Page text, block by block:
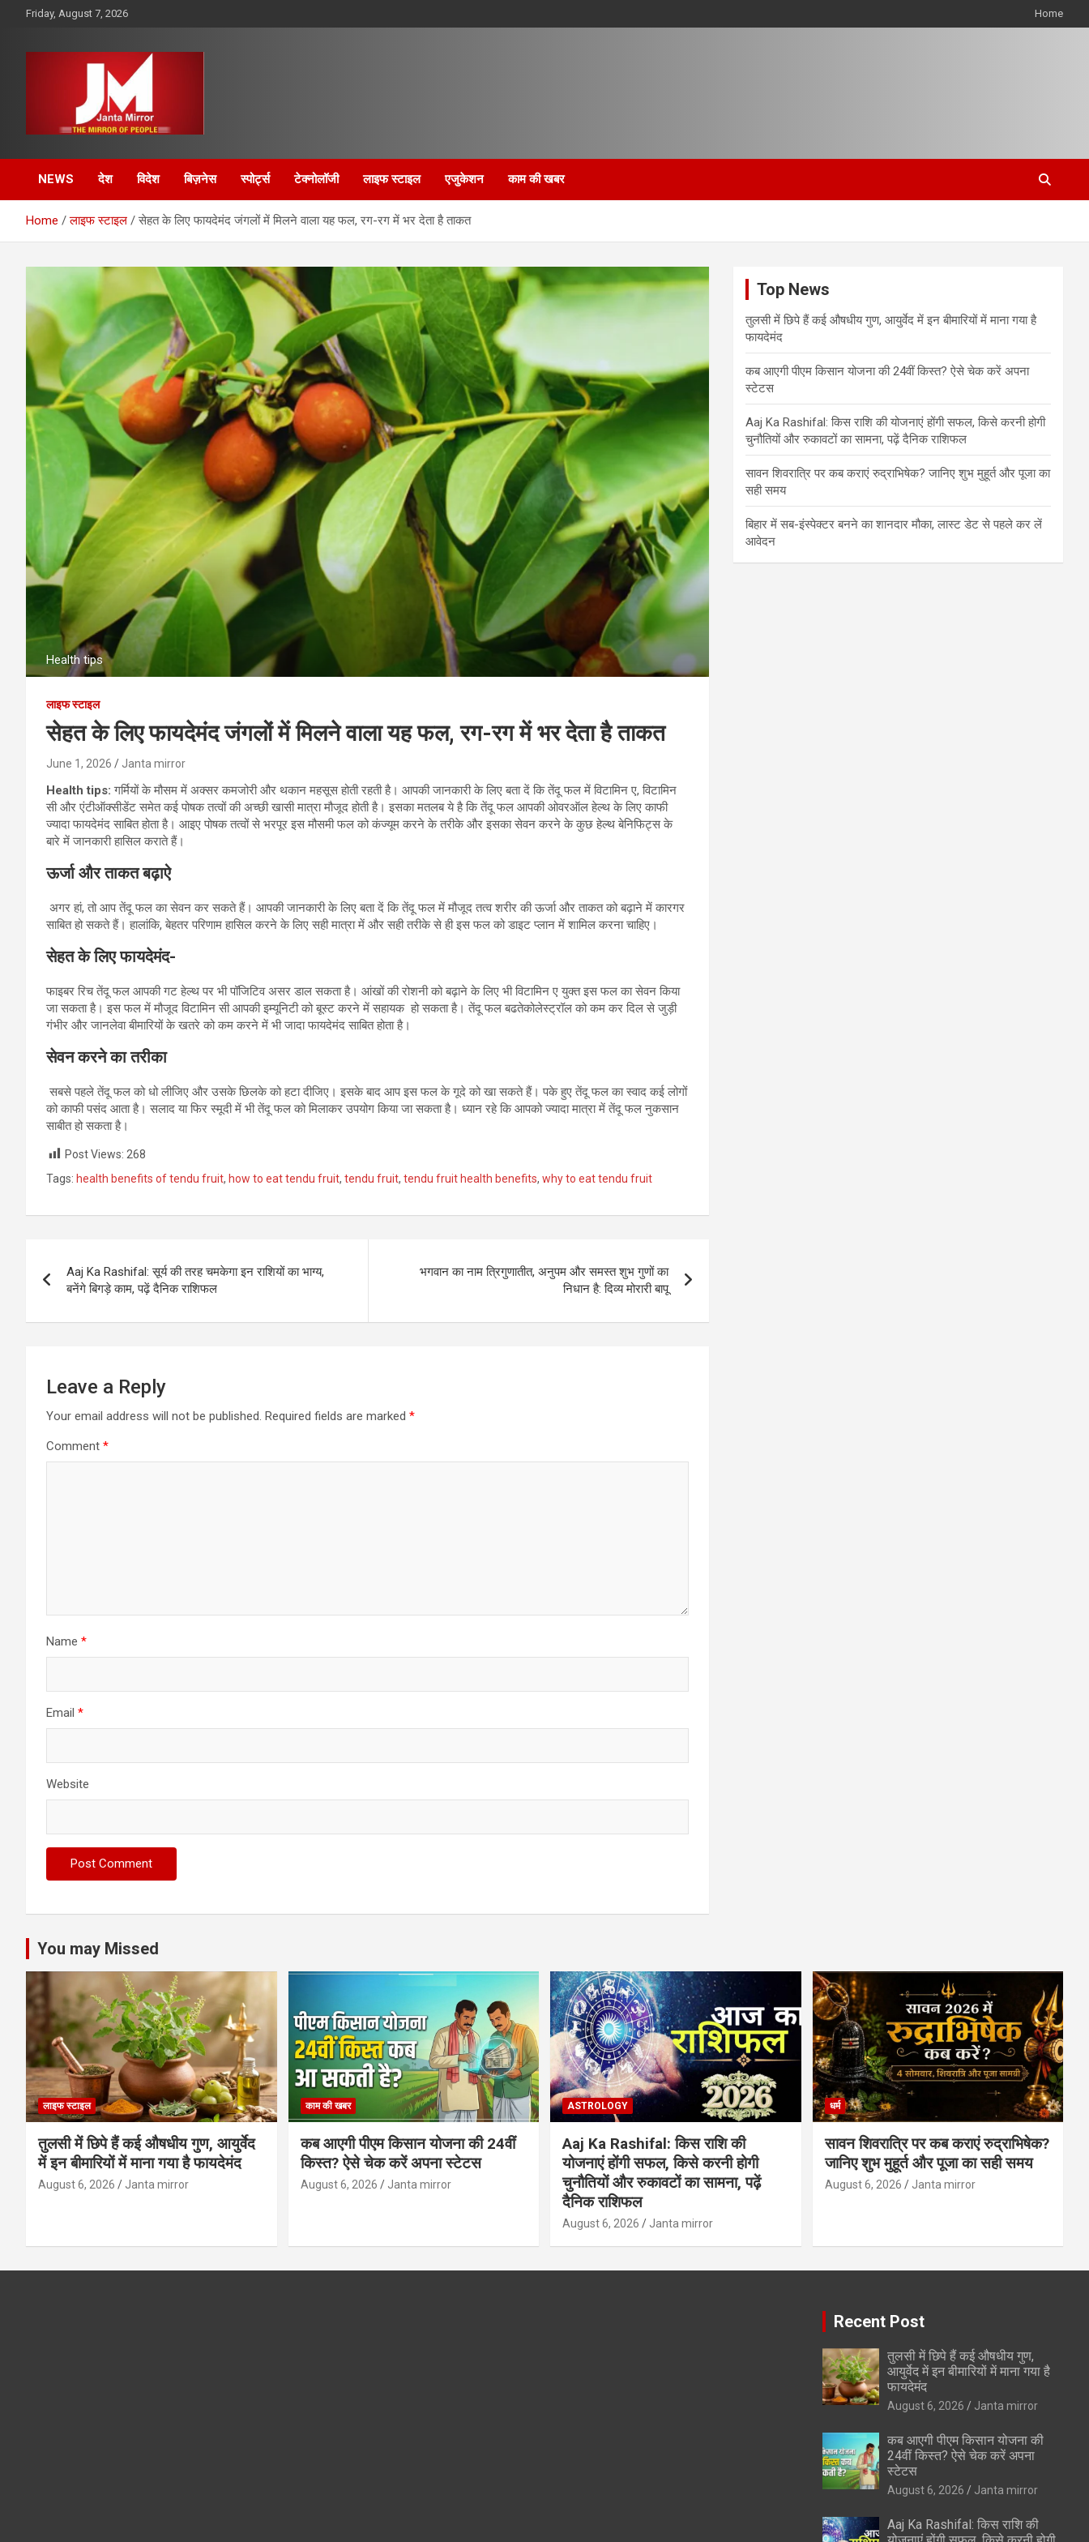
Friday, August 7, 2026 Home
Janta Mirror
NEWS देश विदेश बिज़नेस स्पोर्ट्स टेक्नोलॉजी लाइफ स्टाइल एजुकेशन काम की खबर
Home लाइफ स्टाइल सेहत के लिए फायदेमंद जंगलों में मिलने वाला यह फल, रग-रग में भर देता है ताकत
Health tips
लाइफ स्टाइल
सेहत के लिए फायदेमंद जंगलों में मिलने वाला यह फल, रग-रग में भर देता है ताकत
June 1, 2026 Janta mirror
Health tips: गर्मियों के मौसम में अक्सर कमजोरी और थकान महसूस होती रहती है। आपकी जानकारी के लिए बता दें कि तेंदू फल में विटामिन ए, विटामिन
सी और एंटीऑक्सीडेंट समेत कई पोषक तत्वों की अच्छी खासी मात्रा मौजूद होती है। इसका मतलब ये है कि तेंदू फल आपकी ओवरऑल हेल्थ के लिए काफी
ज्यादा फायदेमंद साबित होता है। आइए पोषक तत्वों से भरपूर इस मौसमी फल को कंज्यूम करने के तरीके और इसका सेवन करने के कुछ हेल्थ बेनिफिट्स के
बारे में जानकारी हासिल कराते हैं।
ऊर्जा और ताकत बढ़ाऐ
अगर हां, तो आप तेंदू फल का सेवन कर सकते हैं। आपकी जानकारी के लिए बता दें कि तेंदू फल में मौजूद तत्व शरीर की ऊर्जा और ताकत को बढ़ाने में कारगर
साबित हो सकते हैं। हालांकि, बेहतर परिणाम हासिल करने के लिए सही मात्रा में और सही तरीके से ही इस फल को डाइट प्लान में शामिल करना चाहिए।
सेहत के लिए फायदेमंद-
फाइबर रिच तेंदू फल आपकी गट हेल्थ पर भी पॉजिटिव असर डाल सकता है। आंखों की रोशनी को बढ़ाने के लिए भी विटामिन ए युक्त इस फल का सेवन किया
जा सकता है। इस फल में मौजूद विटामिन सी आपकी इम्यूनिटी को बूस्ट करने में सहायक हो सकता है। तेंदू फल बढतेकोलेस्ट्रॉल को कम कर दिल से जुड़ी
गंभीर और जानलेवा बीमारियों के खतरे को कम करने में भी जादा फायदेमंद साबित होता है।
सेवन करने का तरीका
सबसे पहले तेंदू फल को धो लीजिए और उसके छिलके को हटा दीजिए। इसके बाद आप इस फल के गूदे को खा सकते हैं। पके हुए तेंदू फल का स्वाद कई लोगों
को काफी पसंद आता है। सलाद या फिर स्मूदी में भी तेंदू फल को मिलाकर उपयोग किया जा सकता है। ध्यान रहे कि आपको ज्यादा मात्रा में तेंदू फल नुकसान
साबीत हो सकता है।
Post Views: 268
Tags: health benefits of tendu fruit, how to eat tendu fruit, tendu fruit, tendu fruit health benefits, why to eat tendu fruit
navigation
Aaj Ka Rashifal: सूर्य की तरह चमकेगा इन राशियों का भाग्य,
बनेंगे बिगड़े काम, पढ़ें दैनिक राशिफल
भगवान का नाम त्रिगुणातीत, अनुपम और समस्त शुभ गुणों का
निधान है: दिव्य मोरारी बापू
Leave a Reply
Your email address will not be published. Required fields are marked *
Comment *
Name *
Email *
Website
Top News
तुलसी में छिपे हैं कई औषधीय गुण, आयुर्वेद में इन बीमारियों में माना गया है
फायदेमंद
कब आएगी पीएम किसान योजना की 24वीं किस्त? ऐसे चेक करें अपना
स्टेटस
Aaj Ka Rashifal: किस राशि की योजनाएं होंगी सफल, किसे करनी होगी
चुनौतियों और रुकावटों का सामना, पढ़ें दैनिक राशिफल
सावन शिवरात्रि पर कब कराएं रुद्राभिषेक? जानिए शुभ मुहूर्त और पूजा का
सही समय
बिहार में सब-इंस्पेक्टर बनने का शानदार मौका, लास्ट डेट से पहले कर लें
आवेदन
You may Missed
लाइफ स्टाइल
तुलसी में छिपे हैं कई औषधीय गुण, आयुर्वेद
में इन बीमारियों में माना गया है फायदेमंद
August 6, 2026 Janta mirror
काम की खबर
कब आएगी पीएम किसान योजना की 24वीं
किस्त? ऐसे चेक करें अपना स्टेटस
August 6, 2026 Janta mirror
ASTROLOGY
Aaj Ka Rashifal: किस राशि की
योजनाएं होंगी सफल, किसे करनी होगी
चुनौतियों और रुकावटों का सामना, पढ़ें
दैनिक राशिफल
August 6, 2026 Janta mirror
धर्म
सावन शिवरात्रि पर कब कराएं रुद्राभिषेक?
जानिए शुभ मुहूर्त और पूजा का सही समय
August 6, 2026 Janta mirror
Recent Post
तुलसी में छिपे हैं कई औषधीय गुण,
आयुर्वेद में इन बीमारियों में माना गया है
फायदेमंद
August 6, 2026 Janta mirror
कब आएगी पीएम किसान योजना की
24वीं किस्त? ऐसे चेक करें अपना
स्टेटस
August 6, 2026 Janta mirror
Aaj Ka Rashifal: किस राशि की